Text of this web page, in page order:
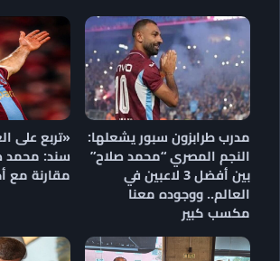
مدرب طرابزون سبور يشعلها:
النجم المصري “محمد صلاح”
بين أفضل 3 لاعبين في
العالم.. ووجوده معنا
مكسب كبير
«تربع على
سند: محمد
مقارنة مع